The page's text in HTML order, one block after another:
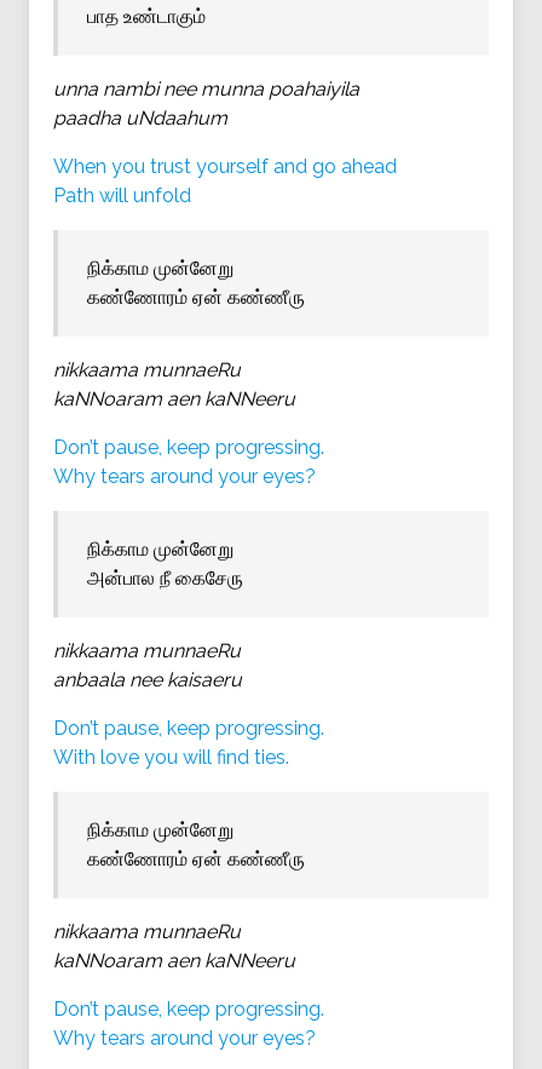
பாத உண்டாகும்
unna nambi nee munna poahaiyila
paadha uNdaahum
When you trust yourself and go ahead
Path will unfold
நிக்காம முன்னேறு
கண்ணோரம் ஏன் கண்ணீரு
nikkaama munnaeRu
kaNNoaram aen kaNNeeru
Don’t pause, keep progressing.
Why tears around your eyes?
நிக்காம முன்னேறு
அன்பால நீ கைசேரு
nikkaama munnaeRu
anbaala nee kaisaeru
Don’t pause, keep progressing.
With love you will find ties.
நிக்காம முன்னேறு
கண்ணோரம் ஏன் கண்ணீரு
nikkaama munnaeRu
kaNNoaram aen kaNNeeru
Don’t pause, keep progressing.
Why tears around your eyes?